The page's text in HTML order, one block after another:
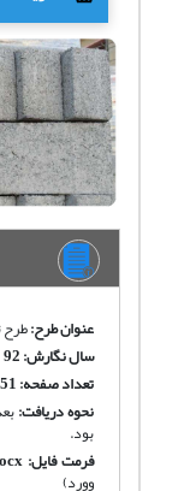
عنوان طرح:طرح
سال نگارش: 92
تعداد صفحه: 51
نحوه دریافت:
بود.
فرمت فایل:
وورد)